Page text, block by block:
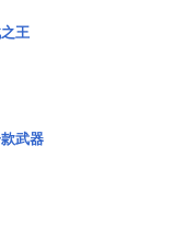
王
武器